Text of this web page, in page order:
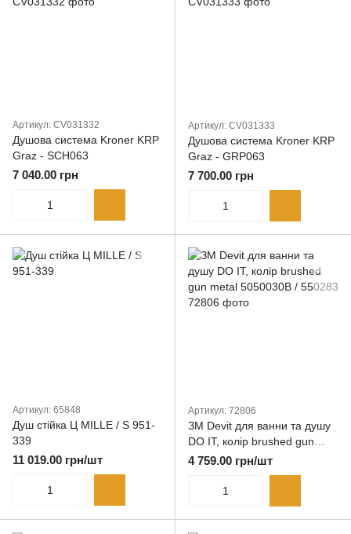
Артикул: CV031332
Душова система Kroner KRP
Graz - SCH063
7 040.00 грн
Артикул: CV031333
Душова система Kroner KRP
Graz - GRP063
7 700.00 грн
Артикул: 65848
Душ стійка Ц MILLE / S 951-
339
11 019.00 грн/шт
Артикул: 72806
ЗМ Devit для ванни та душу
DO IT, колір brushed gun
metal 5050030B / 550283
4 759.00 грн/шт